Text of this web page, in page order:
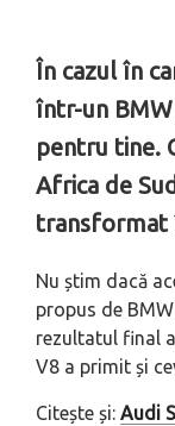
În cazul în
într-un
pentru tine.
Africa de
transformat
Nu știm dacă
propus de
rezultatul final
V8 a primit și
Citește și: Audi